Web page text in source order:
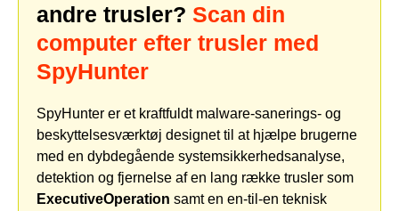
andre trusler? Scan din
computer efter trusler med
SpyHunter
SpyHunter er et kraftfuldt malware-sanerings- og
beskyttelsesværktøj designet til at hjælpe brugerne
med en dybdegående systemsikkerhedsanalyse,
detektion og fjernelse af en lang række trusler som
ExecutiveOperation samt en en-til-en teknisk